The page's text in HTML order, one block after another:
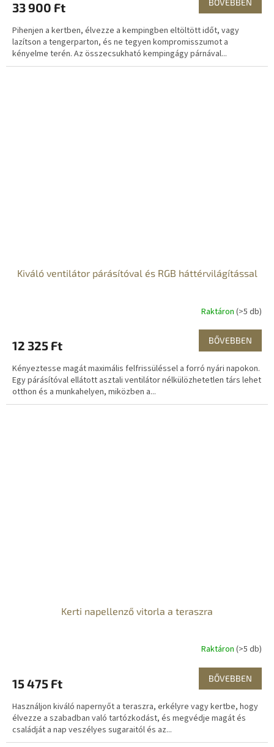
33 900 Ft BŐVEBBEN
Pihenjen a kertben, élvezze a kempingben eltöltött időt, vagy
lazítson a tengerparton, és ne tegyen kompromisszumot a
kényelme terén. Az összecsukható kempingágy párnával...
Kiváló ventilátor párásítóval és RGB háttérvilágítással
Raktáron (>5 db)
12 325 Ft BŐVEBBEN
Kényeztesse magát maximális felfrissüléssel a forró nyári napokon.
Egy párásítóval ellátott asztali ventilátor nélkülözhetetlen társ lehet
otthon és a munkahelyen, miközben a...
Kerti napellenző vitorla a teraszra
Raktáron (>5 db)
15 475 Ft BŐVEBBEN
Használjon kiváló napernyőt a teraszra, erkélyre vagy kertbe, hogy
élvezze a szabadban való tartózkodást, és megvédje magát és
családját a nap veszélyes sugaraitól és az...